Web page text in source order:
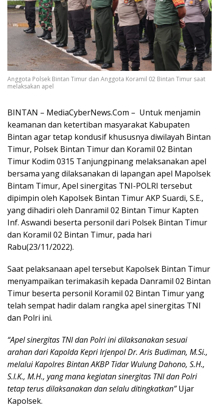
Anggota Polsek Bintan Timur dan Anggota Koramil 02 Bintan Timur saat
melaksakan apel
BINTAN – MediaCyberNews.Com – Untuk menjamin
keamanan dan ketertiban masyarakat Kabupaten
Bintan agar tetap kondusif khususnya diwilayah Bintan
Timur, Polsek Bintan Timur dan Koramil 02 Bintan
Timur Kodim 0315 Tanjungpinang melaksanakan apel
bersama yang dilaksanakan di lapangan apel Mapolsek
Bintam Timur, Apel sinergitas TNI-POLRI tersebut
dipimpin oleh Kapolsek Bintan Timur AKP Suardi, S.E.,
yang dihadiri oleh Danramil 02 Bintan Timur Kapten
Inf. Aswandi beserta personil dari Polsek Bintan Timur
dan Koramil 02 Bintan Timur, pada hari
Rabu(23/11/2022).
Saat pelaksanaan apel tersebut Kapolsek Bintan Timur
menyampaikan terimakasih kepada Danramil 02 Bintan
Timur beserta personil Koramil 02 Bintan Timur yang
telah sempat hadir dalam rangka apel sinergitas TNI
dan Polri ini.
“Apel sinergitas TNI dan Polri ini dilaksanakan sesuai
arahan dari Kapolda Kepri Irjenpol Dr. Aris Budiman, M.Si.,
melalui Kapolres Bintan AKBP Tidar Wulung Dahono, S.H.,
S.I.K., M.H., yang mana kegiatan sinergitas TNI dan Polri
tetap terus dilaksanakan dan selalu ditingkatkan”Ujar
Kapolsek.